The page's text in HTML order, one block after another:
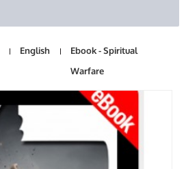
English
Ebook - Spiritual
Warfare